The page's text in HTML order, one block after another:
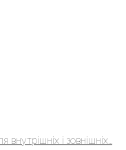
і зовнішніх...